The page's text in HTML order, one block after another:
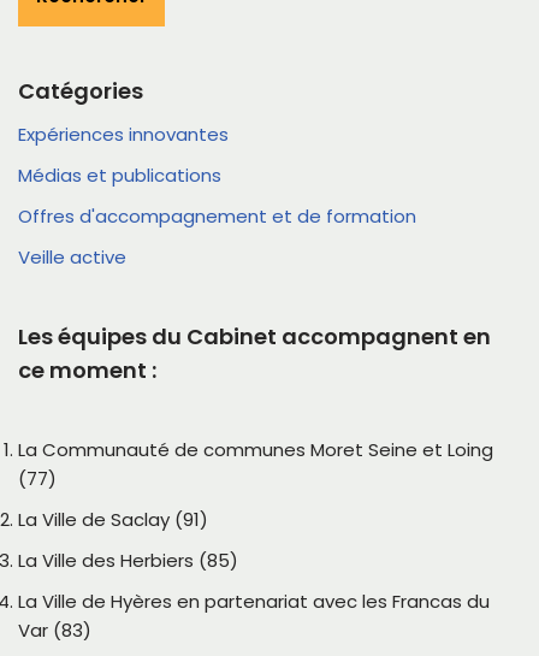
Catégories
Expériences innovantes
Médias et publications
Offres d'accompagnement et de formation
Veille active
Les équipes du Cabinet accompagnent en
ce moment :
La Communauté de communes Moret Seine et Loing
(77)
La Ville de Saclay (91)
La Ville des Herbiers (85)
La Ville de Hyères en partenariat avec les Francas du
Var (83)